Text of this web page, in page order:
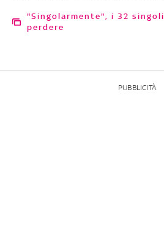
"Singolarmente", i 32 singoli usciti e da non
perdere
PUBBLICITÀ